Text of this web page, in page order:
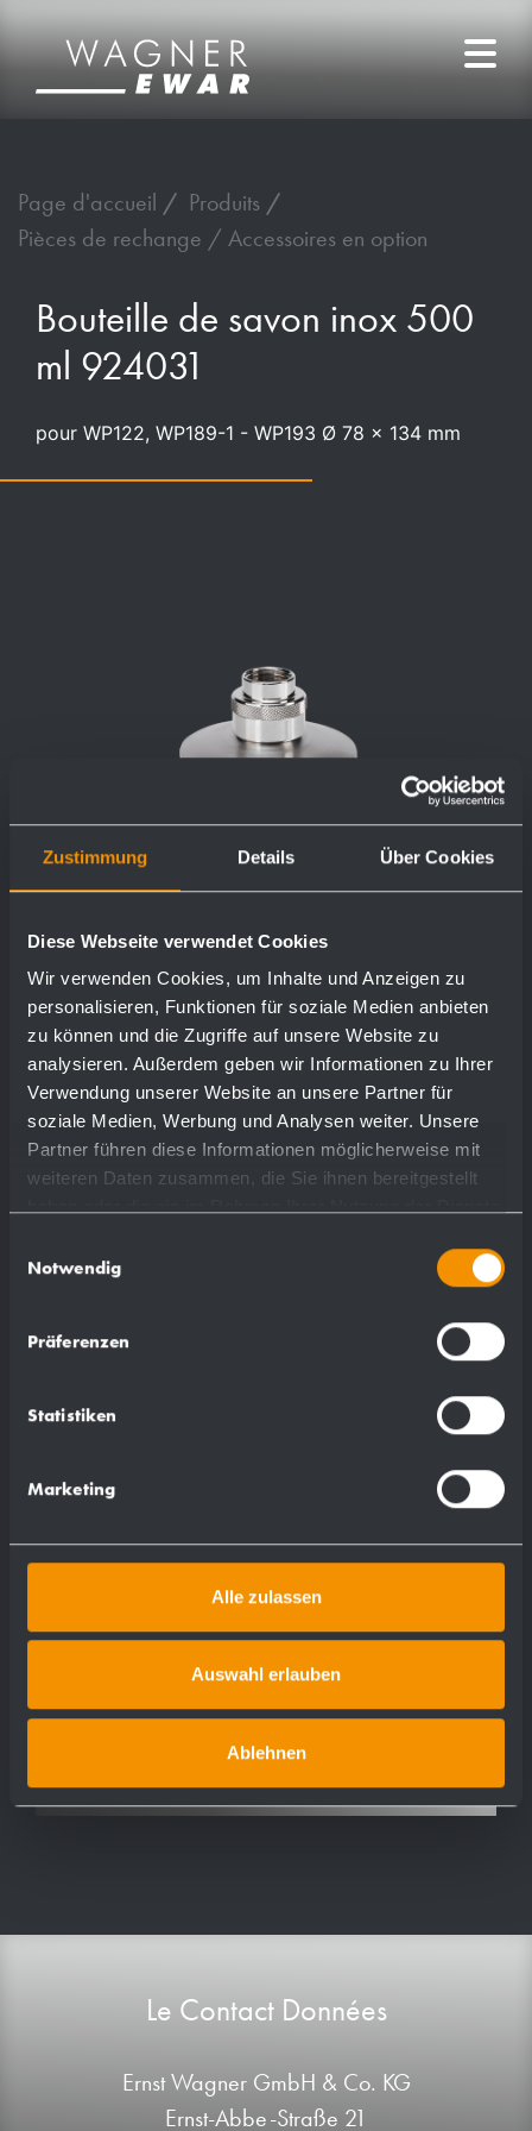
Zustimmung Details Über Cookies
Diese Webseite verwendet Cookies
Wir verwenden Cookies, um Inhalte und Anzeigen zu
personalisieren, Funktionen für soziale Medien anbieten
zu können und die Zugriffe auf unsere Website zu
analysieren. Außerdem geben wir Informationen zu Ihrer
Verwendung unserer Website an unsere Partner für
soziale Medien, Werbung und Analysen weiter. Unsere
Partner führen diese Informationen möglicherweise mit
weiteren Daten zusammen, die Sie ihnen bereitgestellt
Notwendig
Präferenzen
Statistiken
Marketing
Alle zulassen
Auswahl erlauben
Ablehnen
Page d'accueil
Produits
Pièces de rechange / Accessoires en option
Bouteille de savon inox 500
ml 924031
pour WP122, WP189-1 - WP193 Ø 78 x 134 mm
0,22 kg
Compatible
WP190
WP191-1
WP192-1
WP193
Le Contact Données
Ernst Wagner GmbH & Co. KG
Ernst-Abbe-Straße 21